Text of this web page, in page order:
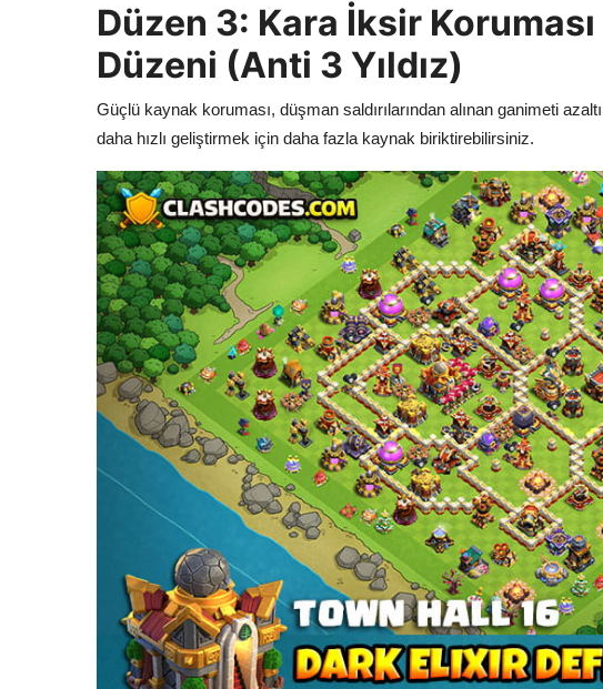
Düzen 3: Kara İksir Koruması
Düzeni (Anti 3 Yıldız)
Güçlü kaynak koruması, düşman saldırılarından alınan ganimeti
daha hızlı geliştirmek için daha fazla kaynak biriktirebilirsiniz.